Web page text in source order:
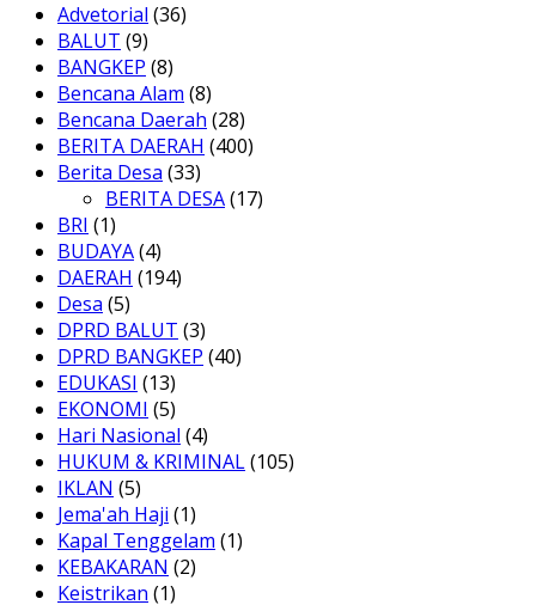
Advetorial (36)
BALUT (9)
BANGKEP (8)
Bencana Alam (8)
Bencana Daerah (28)
BERITA DAERAH (400)
Berita Desa (33)
BERITA DESA(17)
BRI (1)
BUDAYA(4)
DAERAH (194)
Desa (5)
DPRD BALUT (3)
DPRD BANGKEP (40)
EDUKASI (13)
EKONOMI (5)
Hari Nasional (4)
HUKUM & KRIMINAL(105)
IKLAN (5)
Jema'ah Haji (1)
Kapal Tenggelam (1)
KEBAKARAN (2)
Keistrikan (1)